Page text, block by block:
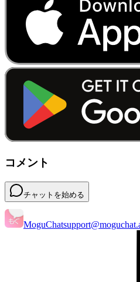
コメント
チャットを始める
MoguChat